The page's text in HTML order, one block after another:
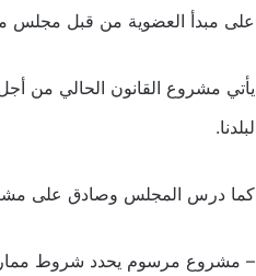
على مبدأ العضوية من قبل مجلس محافظي
يأتي مشروع القانون الحالي من
لبلدنا.
كما درس المجلس وصادق على
– مشروع مرسوم يحدد شروط